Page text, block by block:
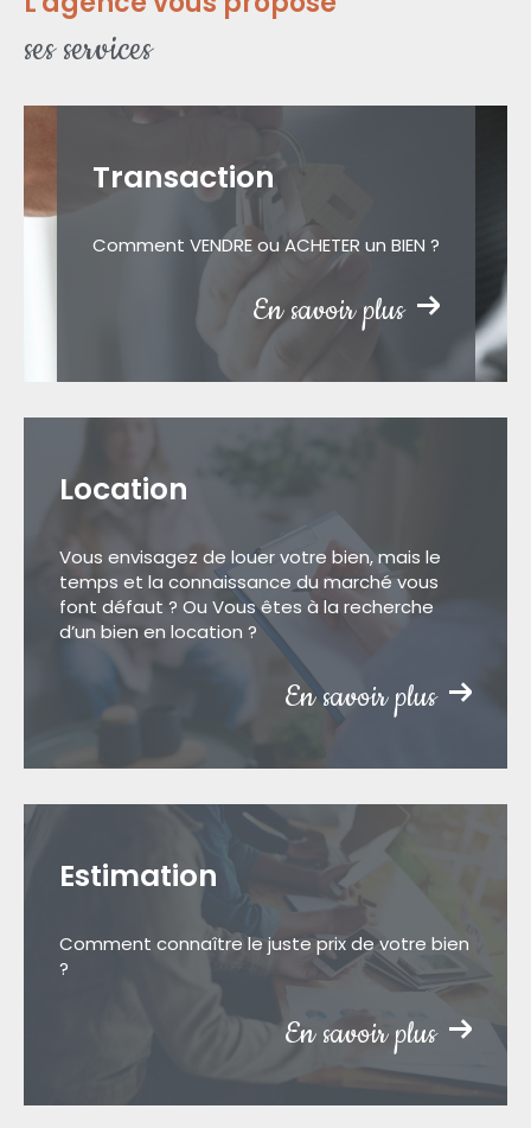
ses services
Transaction
Comment VENDRE ou ACHETER un BIEN ?
En savoir plus
Location
Vous envisagez de louer votre bien, mais le
temps et la connaissance du marché vous
font défaut ? Ou Vous êtes à la recherche
d’un bien en location ?
En savoir plus
Estimation
Comment connaître le juste prix de votre bien
?
En savoir plus